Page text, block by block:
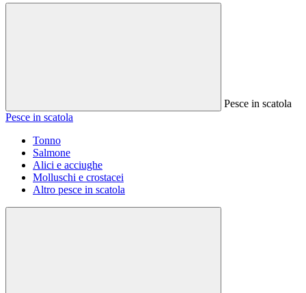
Pesce in scatola
Pesce in scatola
Tonno
Salmone
Alici e acciughe
Molluschi e crostacei
Altro pesce in scatola